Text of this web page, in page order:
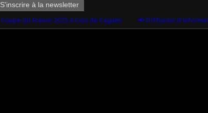
S'inscrire à la newsletter
Coupe de France 2025 à Cros de Cagnes 📢 Diffusion